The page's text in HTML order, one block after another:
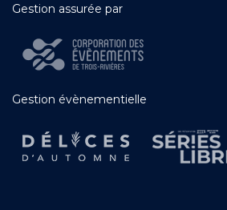
Gestion assurée par
Gestion évènementielle